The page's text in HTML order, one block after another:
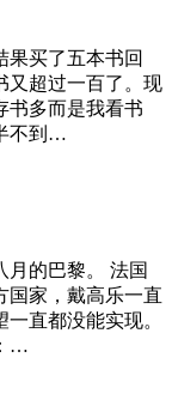
果买了五本书回
又超过一百了。现
书多而是我看书
不到…
月的巴黎。 法国
国家，戴高乐一直
直都没能实现。
…